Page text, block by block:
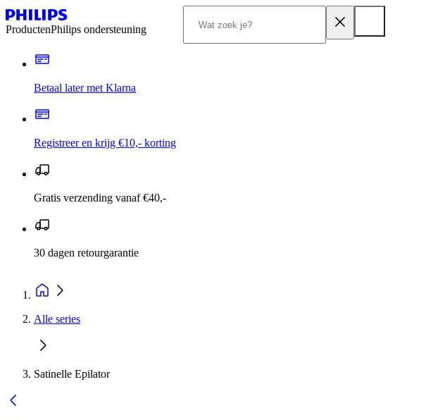
ProductenPhilips ondersteuning
Betaal later met Klarna
Registreer en krijg €10,- korting
Gratis verzending vanaf €40,-
30 dagen retourgarantie
Alle series
Satinelle Epilator